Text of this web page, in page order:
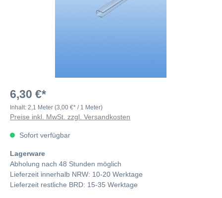
6,30 €*
Inhalt: 2,1 Meter (3,00 €* / 1 Meter)
Preise inkl. MwSt. zzgl. Versandkosten
Sofort verfügbar
Lagerware
Abholung nach 48 Stunden möglich
Lieferzeit innerhalb NRW: 10-20 Werktage
Lieferzeit restliche BRD: 15-35 Werktage